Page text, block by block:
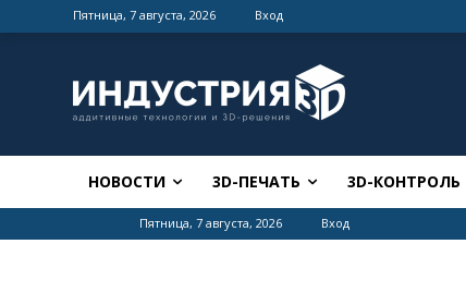
Пятница, 7 августа, 2026 Вход
НОВОСТИ 3D-ПЕЧАТЬ 3D-КОНТРОЛЬ
Пятница, 7 августа, 2026 Вход